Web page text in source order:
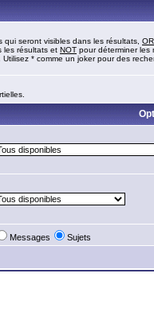
qui seront visibles dans les résultats, OR
les résultats et NOT pour déterminer les
* comme un joker pour des
Messages Sujets